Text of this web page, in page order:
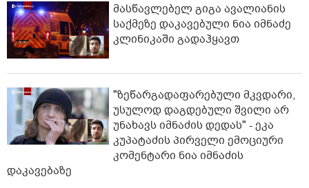
მასწავლებელ გიგა ავალიანის
საქმეზე დაკავებული ნია იმნაძე
კლინიკაში გადაჰყავთ
"ზეწარგადაფარებული მკვდარი,
უსულოდ დაგდებული შვილი არ
უნახავს იმნაძის დედას" - ეკა
კუპატაძის პირველი ემოციური
კომენტარი ნია იმნაძის
დაკავებაზე